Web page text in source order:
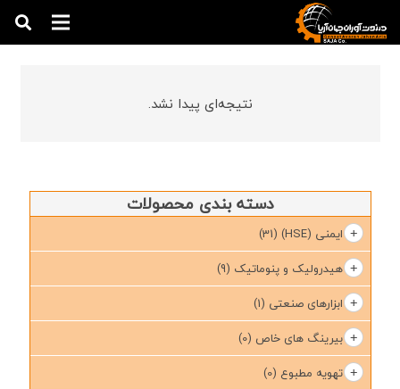
نتیجه‌ای پیدا نشد.
دسته بندی محصولات
ایمنی (HSE)
(31)
هیدرولیک و پنوماتیک (9)
ابزارهای صنعتی (1)
بیرینگ های خاص (0)
تهویه مطبوع (0)